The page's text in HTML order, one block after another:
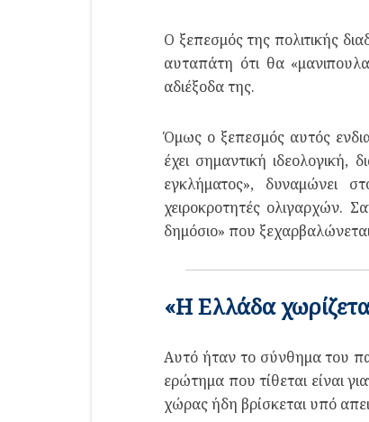
Ο ξεπεσμός της πολιτικής
αυταπάτη ότι θα
αδιέξοδα της.
Όμως ο ξεπεσμός αυτός
έχει σημαντική ιδεολογική,
εγκλήματος», δυναμώνει
χειροκροτητές ολιγαρχών.
δημόσιο» που
«Η Ελλάδα
Αυτό ήταν το σύνθημα του
ερώτημα που τίθεται είναι
χώρας ήδη βρίσκεται υπό